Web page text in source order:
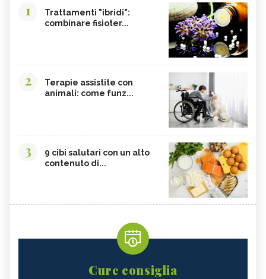
1
Trattamenti "ibridi":
combinare fisioter...
2
Terapie assistite con
animali: come funz...
3
9 cibi salutari con un alto
contenuto di...
Cure consiglia